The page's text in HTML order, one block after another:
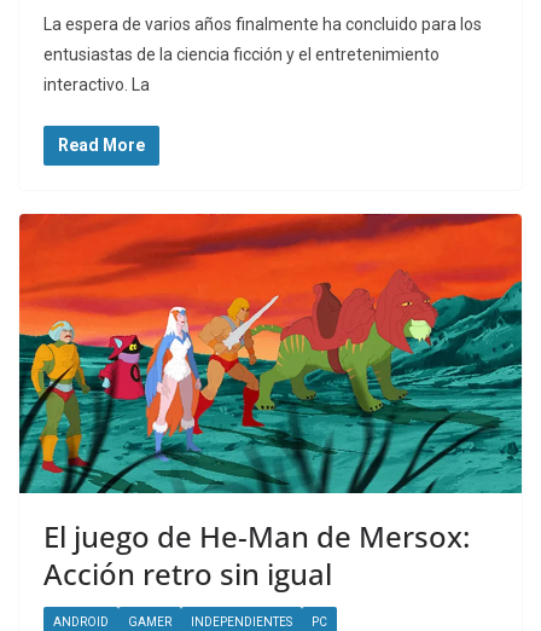
La espera de varios años finalmente ha concluido para los
entusiastas de la ciencia ficción y el entretenimiento
interactivo. La
Read More
El juego de He-Man de Mersox:
Acción retro sin igual
ANDROID GAMER INDEPENDIENTES PC